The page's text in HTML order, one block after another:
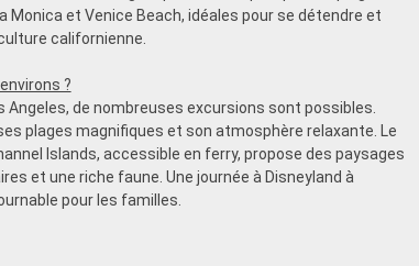
Monica et Venice Beach, idéales pour se détendre et
californienne.
?
Angeles, de nombreuses excursions sont possibles.
plages magnifiques et son atmosphère relaxante. Le
Islands, accessible en ferry, propose des paysages
et une riche faune. Une journée à Disneyland à
pour les familles.